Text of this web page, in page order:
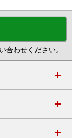
合わせください。